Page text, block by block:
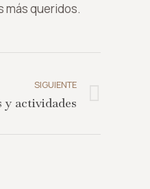
más queridos.
SIGUIENTE
actividades